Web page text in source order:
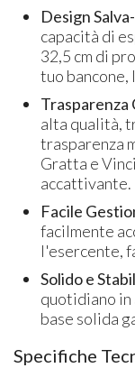
Design
capacità di
32,5 cm di
tuo
Trasparenza
alta qualità,
trasparenza
Gratta e
accattivante.
Facile
facilmente
l'esercente,
Solido e
quotidiano
base solida
Specifiche